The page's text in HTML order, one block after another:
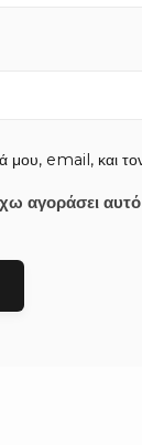
μου, email, και
αγοράσει